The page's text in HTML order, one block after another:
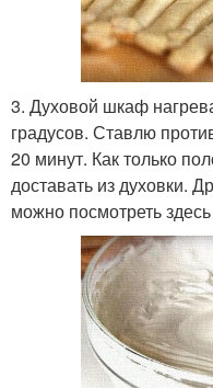
3. Духовой шкаф
градусов. Ставлю
20 минут. Как только
доставать из духовки.
можно посмотреть